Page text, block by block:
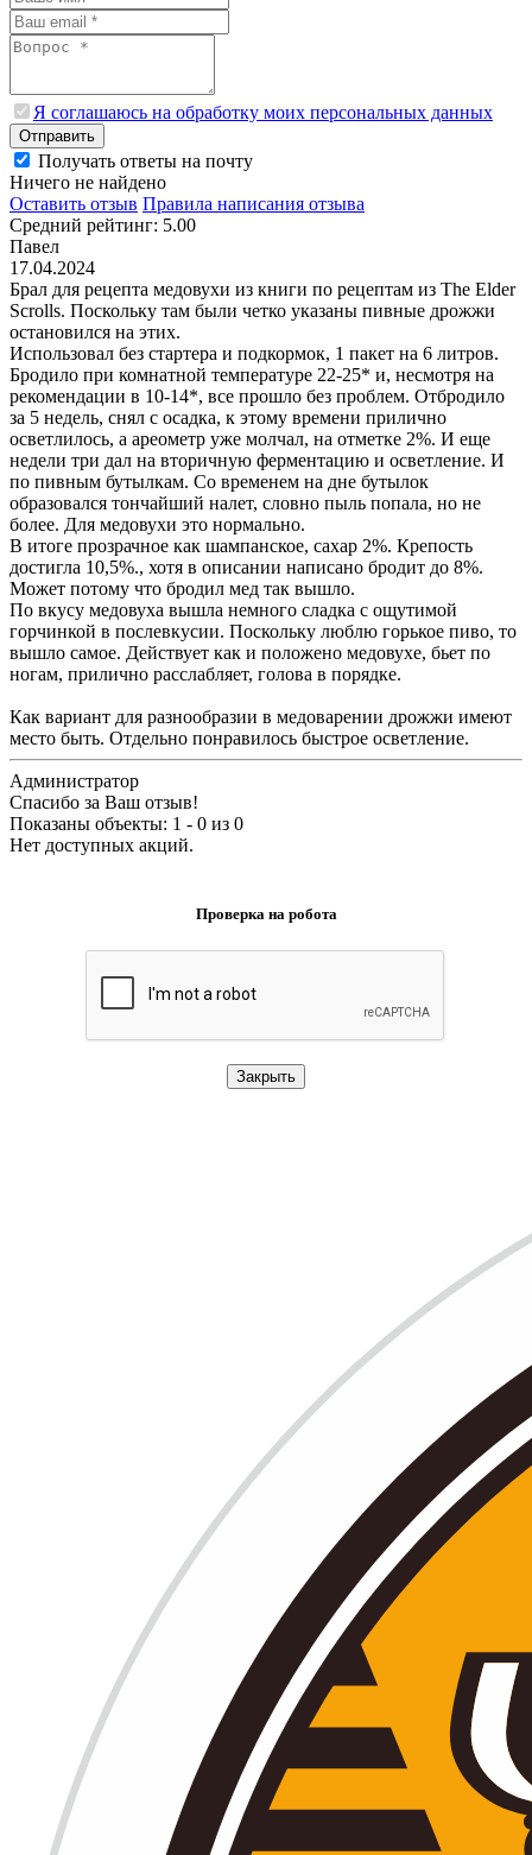
Я соглашаюсь на обработку моих персональных данных
Отправить
Получать ответы на почту
Ничего не найдено
Оставить отзыв Правила написания отзыва
Средний рейтинг: 5.00
Павел
17.04.2024
Брал для рецепта медовухи из книги по рецептам из The Elder
Scrolls. Поскольку там были четко указаны пивные дрожжи
остановился на этих.
Использовал без стартера и подкормок, 1 пакет на 6 литров.
Бродило при комнатной температуре 22-25* и, несмотря на
рекомендации в 10-14*, все прошло без проблем. Отбродило
за 5 недель, снял с осадка, к этому времени прилично
осветлилось, а ареометр уже молчал, на отметке 2%. И еще
недели три дал на вторичную ферментацию и осветление. И
по пивным бутылкам. Со временем на дне бутылок
образовался тончайший налет, словно пыль попала, но не
более. Для медовухи это нормально.
В итоге прозрачное как шампанское, сахар 2%. Крепость
достигла 10,5%., хотя в описании написано бродит до 8%.
Может потому что бродил мед так вышло.
По вкусу медовуха вышла немного сладка с ощутимой
горчинкой в послевкусии. Поскольку люблю горькое пиво, то
вышло самое. Действует как и положено медовухе, бьет по
ногам, прилично расслабляет, голова в порядке.
Как вариант для разнообразии в медоварении дрожжи имеют
место быть. Отдельно понравилось быстрое осветление.
Администратор
Спасибо за Ваш отзыв!
Показаны объекты: 1 - 0 из 0
Нет доступных акций.
Проверка на робота
Закрыть